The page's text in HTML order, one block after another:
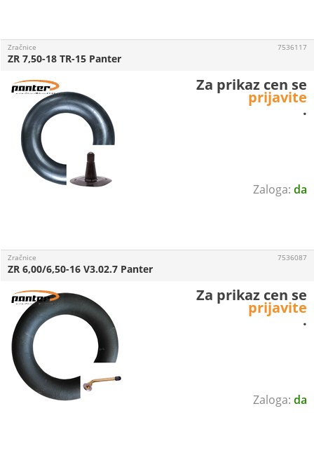
da
Zračnice
ZR 7,50-18 TR-15 Panter
7536117
Za prikaz cen se
prijavite
.
da
Zračnice
ZR 6,00/6,50-16 V3.02.7 Panter
7536087
Za prikaz cen se
prijavite
.